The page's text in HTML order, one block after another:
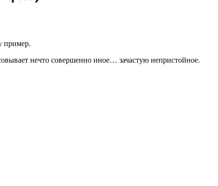
пример.
нечто совершенно иное… зачастую непристойное.